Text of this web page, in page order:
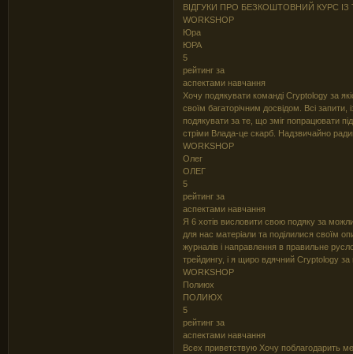
ВІДГУКИ ПРО БЕЗКОШТОВНИЙ КУРС ІЗ
WORKSHOP
Юра
ЮРА
5
рейтинг за
аспектами навчання
Хочу подякувати команді Cryptology за
своїм багаторічним досвідом. Всі
подякувати за те, що зміг попрацювати
стріми Влада-це скарб. Надзвичайно
WORKSHOP
Олег
ОЛЕГ
5
рейтинг за
аспектами навчання
Я 6 хотів висловити свою подяку за
для нас матеріали та поділилися своїм
журналів і направлення в правильне
трейдингу, і я щиро вдячний Cryptology
WORKSHOP
Полиюх
ПОЛИЮХ
5
рейтинг за
аспектами навчання
Всех приветствую Хочу поблагодарить